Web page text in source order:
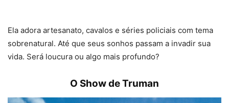
Ela adora artesanato, cavalos e séries policiais com tema
sobrenatural. Até que seus sonhos passam a invadir sua
vida. Será loucura ou algo mais profundo?
O Show de Truman